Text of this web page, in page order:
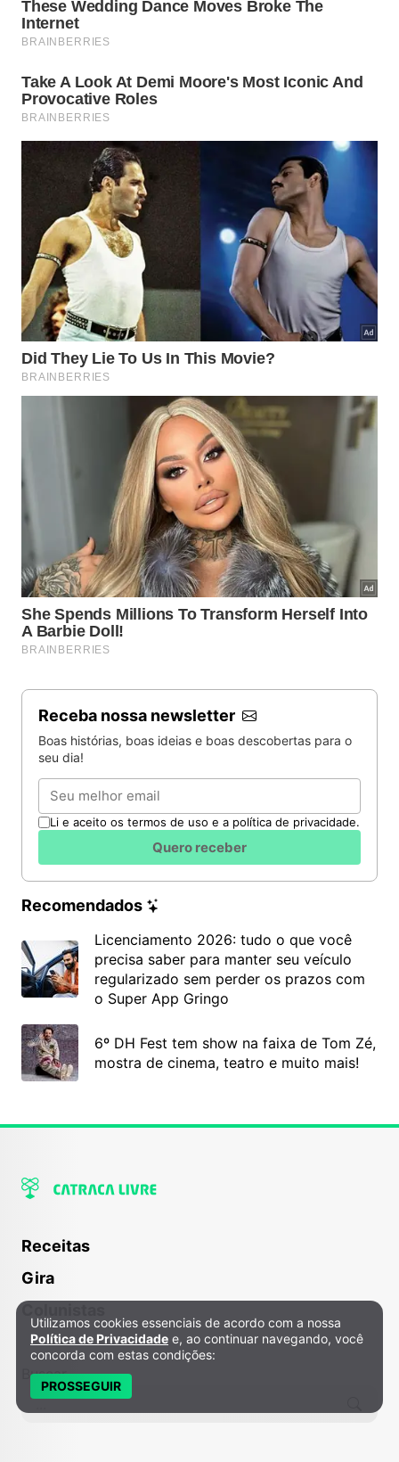
Receba nossa newsletter
Boas histórias, boas ideias e boas descobertas para o
seu dia!
Email
Li e aceito os termos de uso e a política de privacidade.
Quero receber
Recomendados
Licenciamento 2026: tudo o que você
precisa saber para manter seu veículo
regularizado sem perder os prazos com
o Super App Gringo
6º DH Fest tem show na faixa de Tom Zé,
mostra de cinema, teatro e muito mais!
Receitas
Gira
Buscar
Política de Privacidade e Cookies
Utilizamos cookies essenciais de acordo com a nossa
Política de Privacidade e, ao continuar navegando, você
concorda com estas condições:
PROSSEGUIR